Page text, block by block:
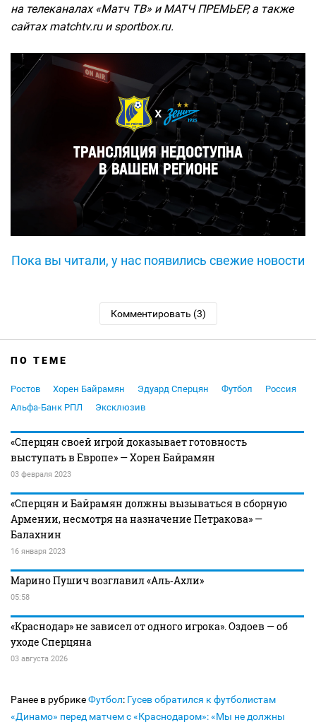
на телеканалах «Матч ТВ» и МАТЧ ПРЕМЬЕР, а также
сайтах matchtv.ru и sportbox.ru.
Пока вы читали, у нас появились свежие новости
Комментировать (3)
ПО ТЕМЕ
Ростов Хорен Байрамян Эдуард Сперцян Футбол
Россия
Альфа-Банк РПЛ
Эксклюзив
«Сперцян своей игрой доказывает готовность
выступать в Европе» — Хорен Байрамян
03 февраля 2023
«Сперцян и Байрамян должны вызываться в сборную
Армении, несмотря на назначение Петракова» —
Балахнин
16 января 2023
Марино Пушич возглавил «Аль‑Ахли»
05:58
«Краснодар» не зависел от одного игрока». Оздоев — об
уходе Сперцяна
03 августа 2026
Ранее в рубрикеФутбол: Гусев обратился к футболистам
«Динамо» перед матчем с «Краснодаром»: «Мы не должны